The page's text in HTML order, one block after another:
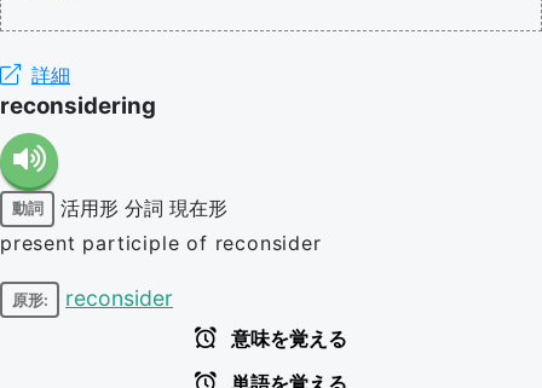
詳細
reconsidering
動詞 活用形 分詞 現在形
present participle of reconsider
原形: reconsider
意味を覚える
単語を覚える